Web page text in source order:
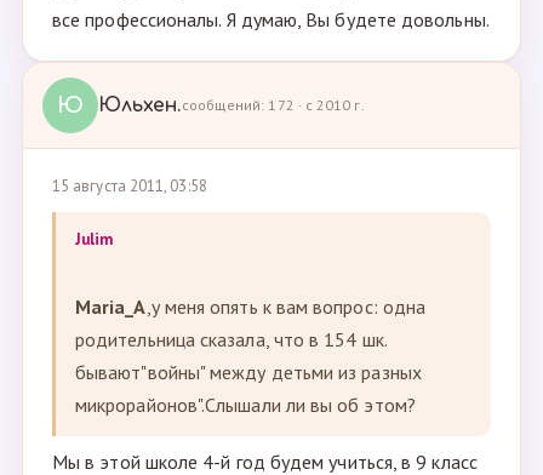
все профессионалы. Я думаю, Вы будете довольны.
Ю Юльхен.сообщений: 172 · с 2010 г.
15 августа 2011, 03:58
Julim
Maria_A,у меня опять к вам вопрос: одна
родительница сказала, что в 154 шк.
бывают"войны" между детьми из разных
микрорайонов".Слышали ли вы об этом?
Мы в этой школе 4-й год будем учиться, в 9 класс